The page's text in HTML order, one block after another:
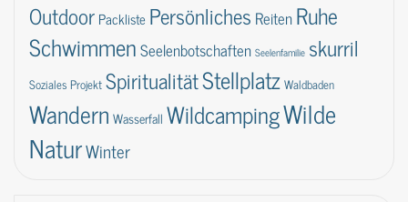
Outdoor Packliste Persönliches ReitenRuhe
SchwimmenSeelenbotschaften Seelenfamilie skurril
Soziales ProjektSpiritualitätStellplatzWaldbaden
Wandern Wasserfall WildcampingWilde
NaturWinter